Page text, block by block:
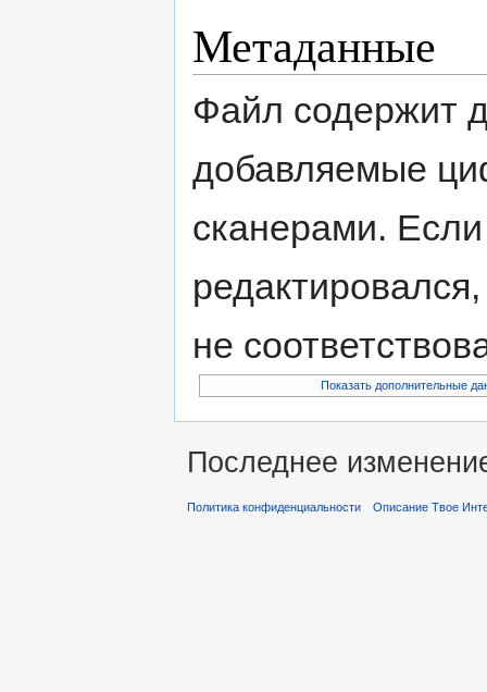
Метаданные
Файл содержит
добавляемые
сканерами.
не
Показать дополнительные
Последнее
Политика конфиденциальности Описание Твое